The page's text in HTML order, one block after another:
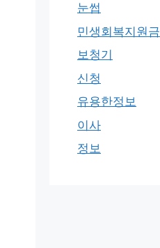
눈썹
민생회복지원금
보청기
신청
유용한정보
이사
정보